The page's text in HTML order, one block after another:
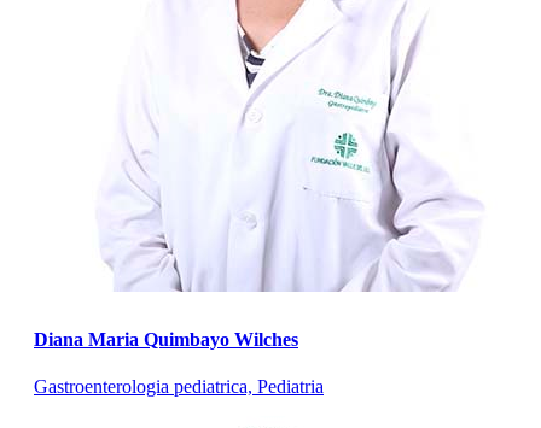
Diana Maria Quimbayo Wilches
Gastroenterologia pediatrica, Pediatria